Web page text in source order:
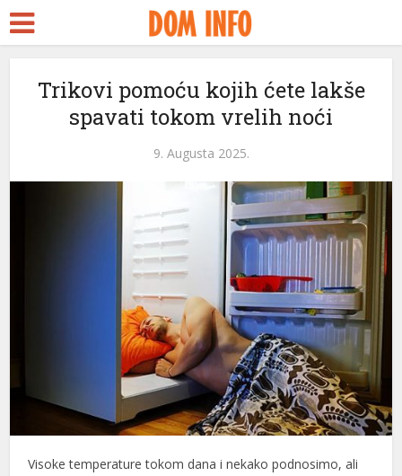
Trikovi pomoću kojih ćete lakše
spavati tokom vrelih noći
9. Augusta 2025.
Visoke temperature tokom dana i nekako podnosimo, ali